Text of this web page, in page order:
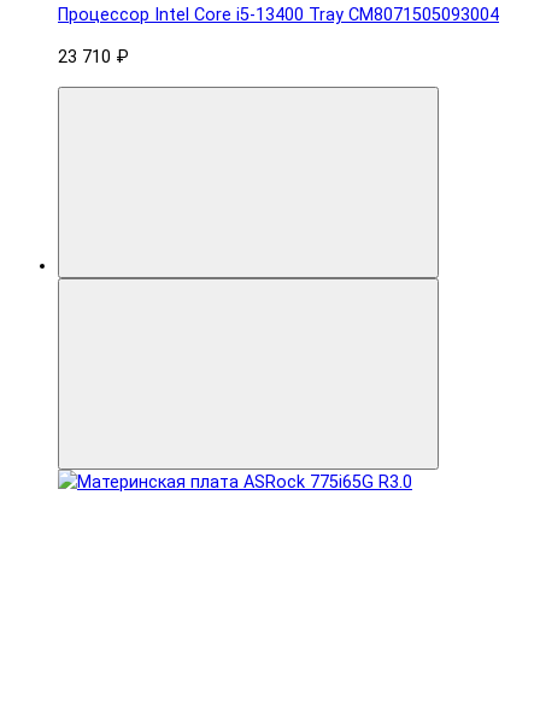
Процессор Intel Core i5-13400 Tray CM8071505093004
23 710 ₽